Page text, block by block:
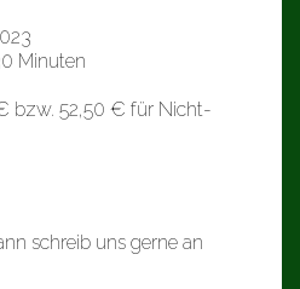
Minuten
bzw. 52,50 € für Nicht-
schreib uns gerne an